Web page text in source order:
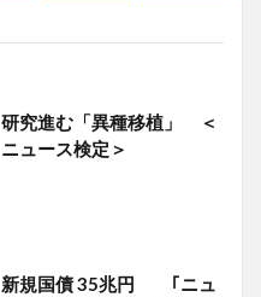
研究進む「異種移植」 ＜
ニュース検定＞
新規国債 35兆円 ｢ニュ